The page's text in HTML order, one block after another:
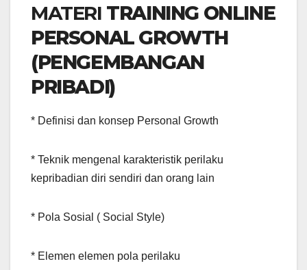
MATERI TRAINING ONLINE
PERSONAL GROWTH
(PENGEMBANGAN
PRIBADI)
* Definisi dan konsep Personal Growth
* Teknik mengenal karakteristik perilaku
kepribadian diri sendiri dan orang lain
* Pola Sosial ( Social Style)
* Elemen elemen pola perilaku